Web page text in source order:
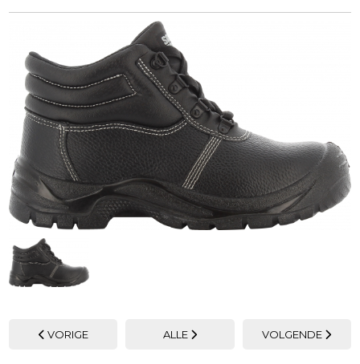
VORIGE ALLE VOLGENDE